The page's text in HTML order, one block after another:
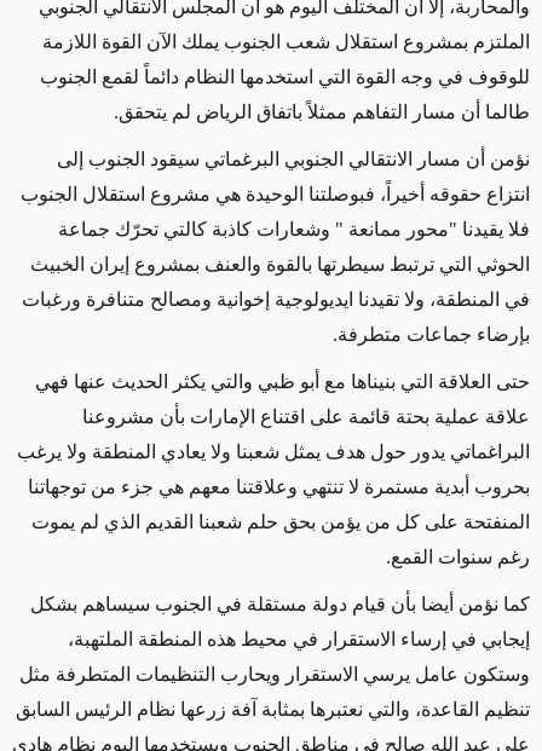
والمحاربة، إلا أن المختلف اليوم هو أن المجلس الانتقالي الجنوبي
الملتزم بمشروع استقلال شعب الجنوب يملك الآن القوة اللازمة
للوقوف في وجه القوة التي استخدمها النظام دائماً لقمع الجنوب
طالما أن مسار التفاهم ممثلاً باتفاق الرياض لم يتحقق.
نؤمن أن مسار الانتقالي الجنوبي البرغماتي سيقود الجنوب إلى
انتزاع حقوقه أخيراً، فبوصلتنا الوحيدة هي مشروع استقلال الجنوب
فلا يقيدنا "محور ممانعة " وشعارات كاذبة كالتي تحرّك جماعة
الحوثي التي ترتبط سيطرتها بالقوة والعنف بمشروع إيران الخبيث
في المنطقة، ولا تقيدنا ايديولوجية إخوانية ومصالح متنافرة ورغبات
بإرضاء جماعات متطرفة.
حتى العلاقة التي بنيناها مع أبو ظبي والتي يكثر الحديث عنها فهي
علاقة عملية بحتة قائمة على اقتناع الإمارات بأن مشروعنا
البراغماتي يدور حول هدف يمثل شعبنا ولا يعادي المنطقة ولا يرغب
بحروب أبدية مستمرة لا تنتهي وعلاقتنا معهم هي جزء من توجهاتنا
المنفتحة على كل من يؤمن بحق حلم شعبنا القديم الذي لم يموت
رغم سنوات القمع.
كما نؤمن أيضا بأن قيام دولة مستقلة في الجنوب سيساهم بشكل
إيجابي في إرساء الاستقرار في محيط هذه المنطقة الملتهبة،
وستكون عامل يرسي الاستقرار ويحارب التنظيمات المتطرفة مثل
تنظيم القاعدة، والتي نعتبرها بمثابة آفة زرعها نظام الرئيس السابق
علي عبد الله صالح في مناطق الجنوب ويستخدمها اليوم نظام هادي